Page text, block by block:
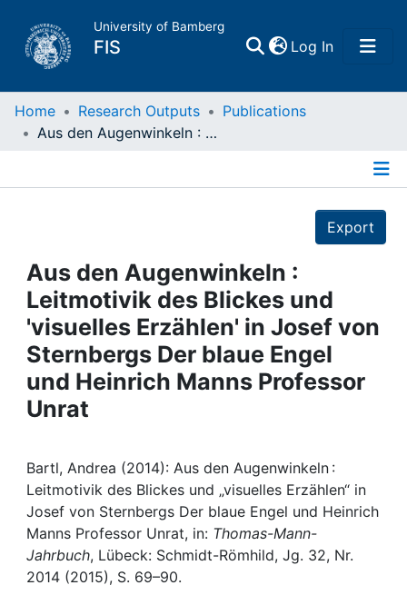
University of Bamberg
FIS Log In(current)
Home
Projects
People
Institutions
Awards
Help
Home Research Outputs
Publications
Aus den Augenwinkeln : Leitmotivik des Blickes und 'visuelles Erzählen' in Josef von Sternbergs Der blaue Engel und Heinrich Manns Professor Unrat
Export
Aus den Augenwinkeln :
Leitmotivik des Blickes und
'visuelles Erzählen' in Josef von
Sternbergs Der blaue Engel
und Heinrich Manns Professor
Unrat
Bartl, Andrea (2014): Aus den Augenwinkeln :
Leitmotivik des Blickes und „visuelles Erzählen“ in
Josef von Sternbergs Der blaue Engel und Heinrich
Manns Professor Unrat, in: Thomas-Mann-
Jahrbuch, Lübeck: Schmidt-Römhild, Jg. 32, Nr.
2014 (2015), S. 69–90.